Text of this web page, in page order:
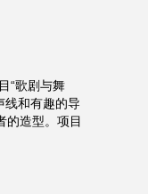
“歌剧与舞
线和有趣的导
的造型。项目